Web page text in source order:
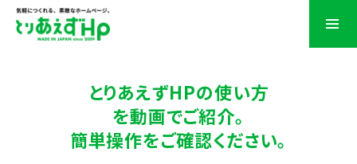
とりあえずHPの使い方
を動画でご紹介。
簡単操作をご確認ください。